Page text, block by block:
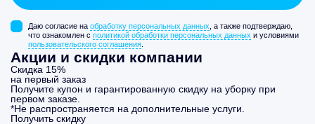
Даю согласие на обработку персональных данных , а также подтверждаю,
что ознакомлен с политикой обработки персональных данных и условиями
пользовательского соглашения
Акции и скидки компании
Скидка 15%
на первый заказ
Получите купон и гарантированную скидку на уборку при
первом заказе.
*Не распространяется на дополнительные услуги.
Получить скидку